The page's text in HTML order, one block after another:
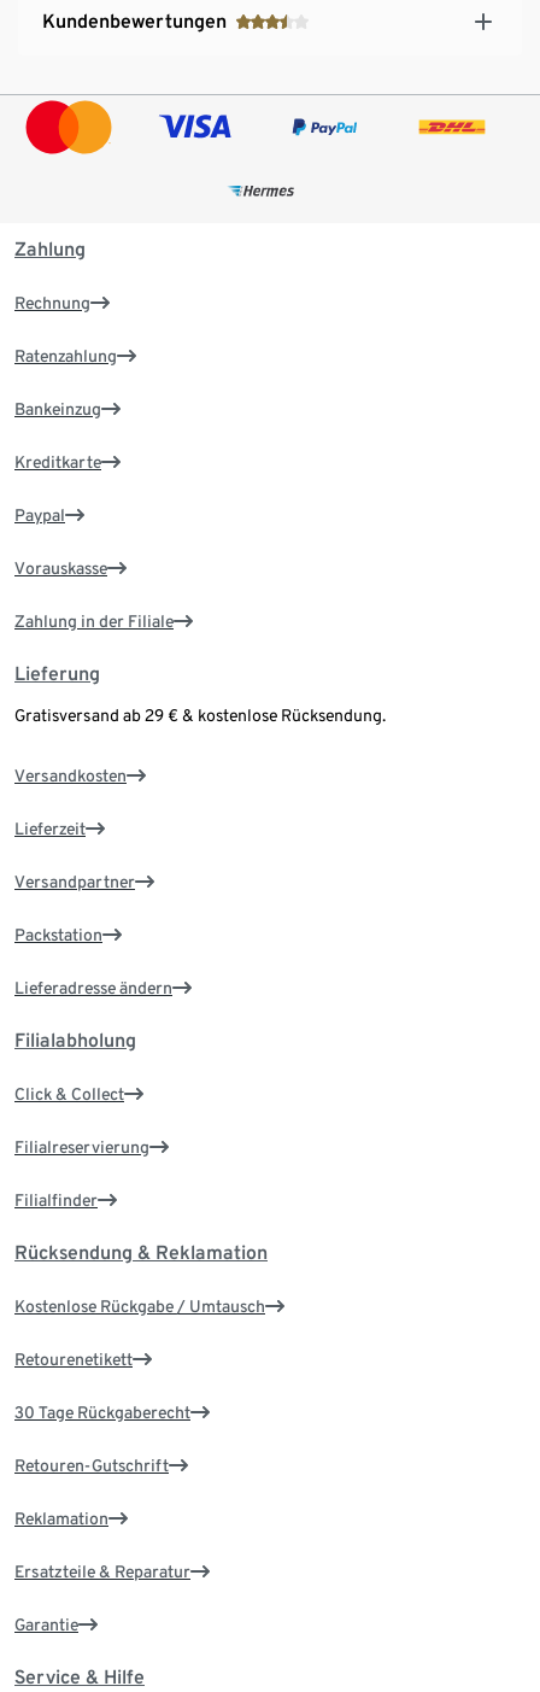
Kundenbewertungen
Zahlung
Rechnung
Ratenzahlung
Bankeinzug
Kreditkarte
Paypal
Vorauskasse
Zahlung in der Filiale
Lieferung
Gratisversand ab 29 € & kostenlose Rücksendung.
Versandkosten
Lieferzeit
Versandpartner
Packstation
Lieferadresse ändern
Filialabholung
Click & Collect
Filialreservierung
Filialfinder
Rücksendung & Reklamation
Kostenlose Rückgabe / Umtausch
Retourenetikett
30 Tage Rückgaberecht
Retouren-Gutschrift
Reklamation
Ersatzteile & Reparatur
Garantie
Service & Hilfe